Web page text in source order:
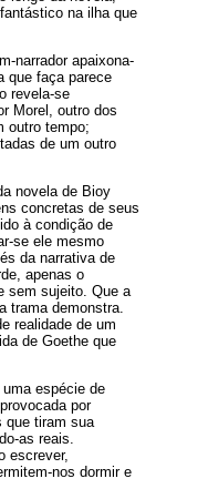
na ilha que
narrador apaixona-
que faça parece
revela-se
Morel, outro dos
outro tempo;
de um outro
novela de Bioy
concretas de seus
à condição de
se ele mesmo
da narrativa de
apenas o
sem sujeito. Que a
trama demonstra.
realidade de um
de Goethe que
espécie de
por
que tiram sua
as reais.
escrever,
nos dormir e